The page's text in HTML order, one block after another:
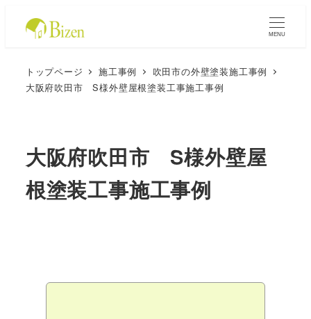
MENU
トップページ 施工事例
吹田市の外壁塗装施工事例
大阪府吹田市 S様外壁屋根塗装工事施工事例
大阪府吹田市 S様外壁屋
根塗装工事施工事例